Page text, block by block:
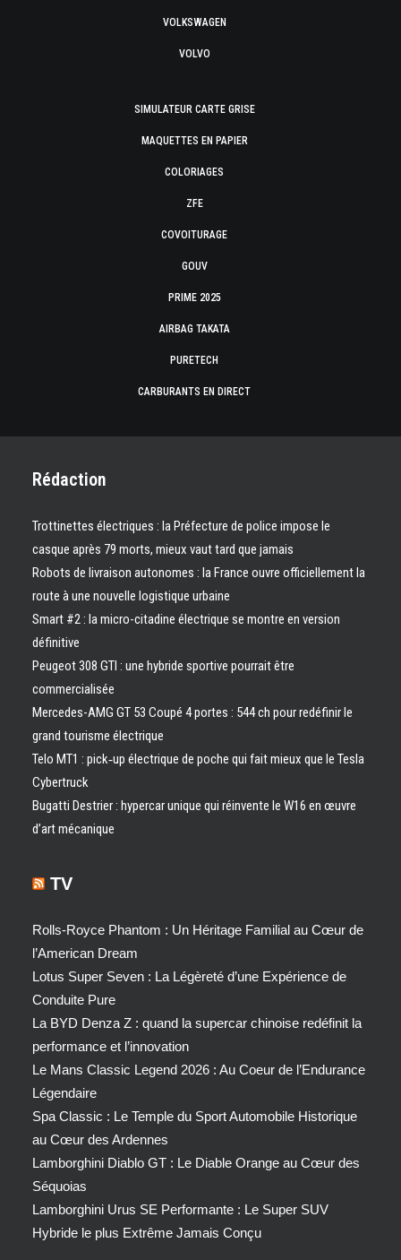
VOLKSWAGEN
VOLVO
SIMULATEUR CARTE GRISE
MAQUETTES EN PAPIER
COLORIAGES
ZFE
COVOITURAGE
GOUV
PRIME 2025
AIRBAG TAKATA
PURETECH
CARBURANTS EN DIRECT
Rédaction
Trottinettes électriques : la Préfecture de police impose le
casque après 79 morts, mieux vaut tard que jamais
Robots de livraison autonomes : la France ouvre officiellement la
route à une nouvelle logistique urbaine
Smart #2 : la micro-citadine électrique se montre en version
définitive
Peugeot 308 GTI : une hybride sportive pourrait être
commercialisée
Mercedes-AMG GT 53 Coupé 4 portes : 544 ch pour redéfinir le
grand tourisme électrique
Telo MT1 : pick‑up électrique de poche qui fait mieux que le Tesla
Cybertruck
Bugatti Destrier : hypercar unique qui réinvente le W16 en œuvre
d’art mécanique
TV
Rolls-Royce Phantom : Un Héritage Familial au Cœur de
l’American Dream
Lotus Super Seven : La Légèreté d’une Expérience de
Conduite Pure
La BYD Denza Z : quand la supercar chinoise redéfinit la
performance et l’innovation
Le Mans Classic Legend 2026 : Au Coeur de l’Endurance
Légendaire
Spa Classic : Le Temple du Sport Automobile Historique
au Cœur des Ardennes
Lamborghini Diablo GT : Le Diable Orange au Cœur des
Séquoias
Lamborghini Urus SE Performante : Le Super SUV
Hybride le plus Extrême Jamais Conçu